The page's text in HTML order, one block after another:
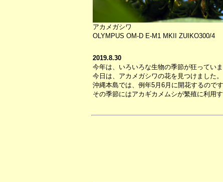
アカメガシワ
OLYMPUS OM-D E-M1 MKII ZUIKO300/4
2019.8.30
今年は、いろいろな生物の季節が狂っていま
今日は、アカメガシワの花を見つけました。
沖縄本島では、例年5月6月に開花するのです
その季節にはアカギカメムシが繁殖に利用